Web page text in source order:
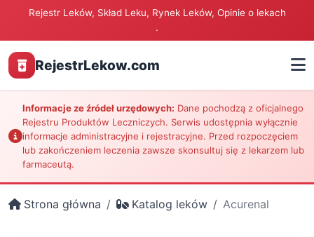
Rejestr Leków, Skład Leku, Rynek Leków, Opinie o lekach
.
RejestrLekow.com
Informacje ze źródeł urzędowych: Dane pochodzą z oficjalnego
Rejestru Produktów Leczniczych. Serwis udostępnia wyłącznie
informacje administracyjne i rejestracyjne. Przed rozpoczęciem
lub zakończeniem leczenia zawsze skonsultuj się z lekarzem lub
farmaceutą.
Strona główna Katalog leków Acurenal